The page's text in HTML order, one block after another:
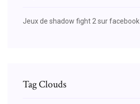
Jeux de shadow fight 2 sur facebook
Tag Clouds